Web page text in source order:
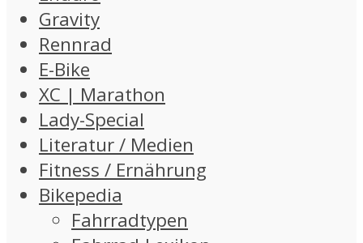
Gravity
Rennrad
E-Bike
XC | Marathon
Lady-Special
Literatur / Medien
Fitness / Ernährung
Bikepedia
Fahrradtypen